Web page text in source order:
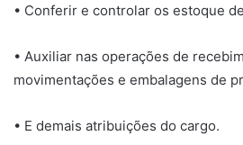
• Conferir e controlar os estoque
• Auxiliar nas operações de
movimentações e embalagens de
• E demais atribuições do cargo.